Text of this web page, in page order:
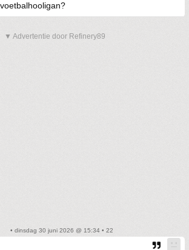
▼ Advertentie door Refinery89
• dinsdag 30 juni 2026 @ 15:34 • 22